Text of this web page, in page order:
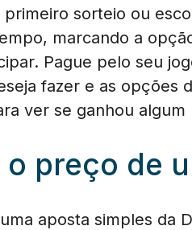
primeiro sorteio ou
marcando a
Pague pelo seu
fazer e as opções
ver se ganhou algum
o preço de
aposta simples da